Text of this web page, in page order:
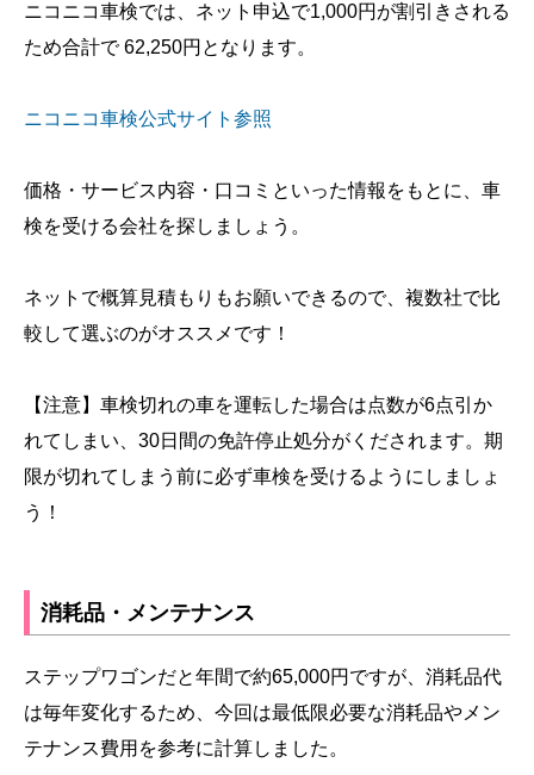
ニコニコ車検では、ネット申込で1,000円が割引きされる
ため合計で 62,250円となります。
ニコニコ車検公式サイト参照
価格・サービス内容・口コミといった情報をもとに、車
検を受ける会社を探しましょう。
ネットで概算見積もりもお願いできるので、複数社で比
較して選ぶのがオススメです！
【注意】車検切れの車を運転した場合は点数が6点引か
れてしまい、30日間の免許停止処分がくだされます。期
限が切れてしまう前に必ず車検を受けるようにしましょ
う！
消耗品・メンテナンス
ステップワゴンだと年間で約65,000円ですが、消耗品代
は毎年変化するため、今回は最低限必要な消耗品やメン
テナンス費用を参考に計算しました。